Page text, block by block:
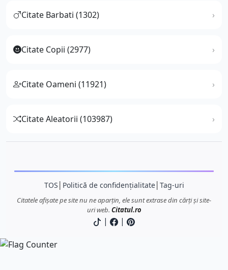
Citate Barbati (1302)
Citate Copii (2977)
Citate Oameni (11921)
Citate Aleatorii (103987)
TOS Politică de confidențialitate│ Tag-uri
Citatele afișate pe site nu ne aparțin, ele sunt extrase din cărți și site-
uri web. Citatul.ro
| |